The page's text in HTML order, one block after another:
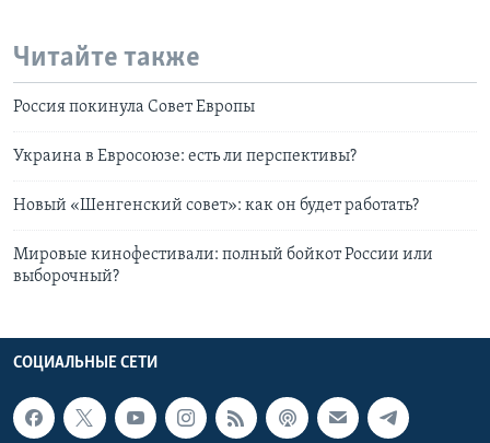
Читайте также
Россия покинула Совет Европы
Украина в Евросоюзе: есть ли перспективы?
Новый «Шенгенский совет»: как он будет работать?
Мировые кинофестивали: полный бойкот России или
выборочный?
СОЦИАЛЬНЫЕ СЕТИ